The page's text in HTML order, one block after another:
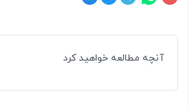
آنچه مطالعه خواهید کرد